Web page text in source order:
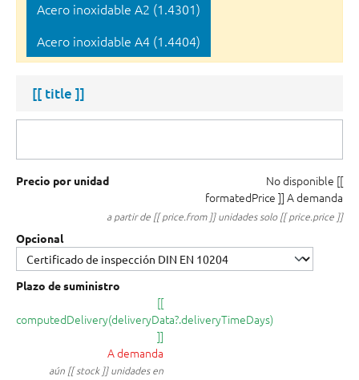
Acero inoxidable A2 (1.4301)
Acero inoxidable A4 (1.4404)
[[ title ]]
Precio por unidad No disponible [[
formatedPrice ]] A demanda
a partir de [[ price.from ]] unidades solo [[ price.price ]]
Opcional
Plazo de suministro
[[
computedDelivery(deliveryData?.deliveryTimeDays)
]]
A demanda
aún [[ stock ]] unidades en